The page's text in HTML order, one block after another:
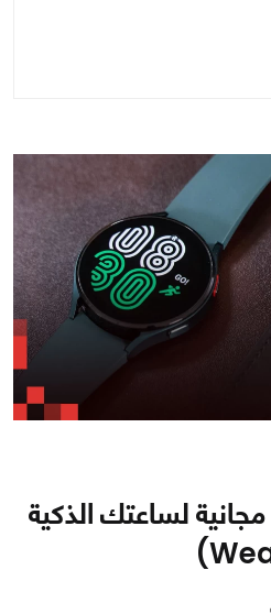
مجانية لساعتك الذكية